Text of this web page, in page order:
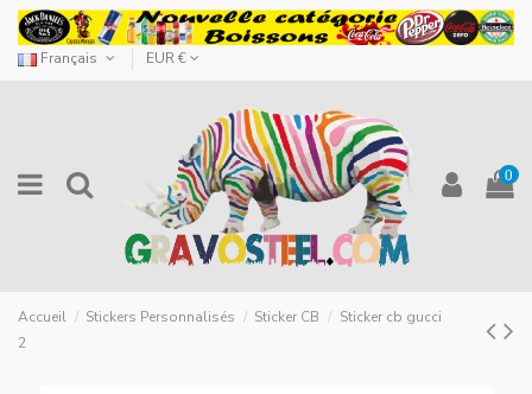
Français EUR €
0
Accueil Stickers Personnalisés Sticker CB
Sticker cb gucci
2